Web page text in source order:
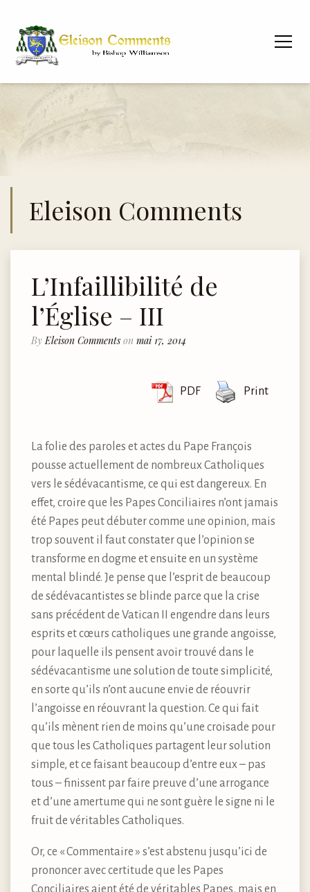
Eleison Comments
L’Infaillibilité de
l’Église – III
By Eleison Comments on mai 17, 2014
PDF Print
La folie des paroles et actes du Pape François
pousse actuellement de nombreux Catholiques
vers le sédévacantisme, ce qui est dangereux. En
effet, croire que les Papes Conciliaires n’ont jamais
été Papes peut débuter comme une opinion, mais
trop souvent il faut constater que l’opinion se
transforme en dogme et ensuite en un système
mental blindé. Je pense que l’esprit de beaucoup
de sédévacantistes se blinde parce que la crise
sans précédent de Vatican II engendre dans leurs
esprits et cœurs catholiques une grande angoisse,
pour laquelle ils pensent avoir trouvé dans le
sédévacantisme une solution de toute simplicité,
en sorte qu’ils n’ont aucune envie de réouvrir
l’angoisse en réouvrant la question. Ce qui fait
qu’ils mènent rien de moins qu’une croisade pour
que tous les Catholiques partagent leur solution
simple, et ce faisant beaucoup d’entre eux – pas
tous – finissent par faire preuve d’une arrogance
et d’une amertume qui ne sont guère le signe ni le
fruit de véritables Catholiques.
Or, ce « Commentaire » s’est abstenu jusqu’ici de
prononcer avec certitude que les Papes
Conciliaires aient été de véritables Papes, mais en